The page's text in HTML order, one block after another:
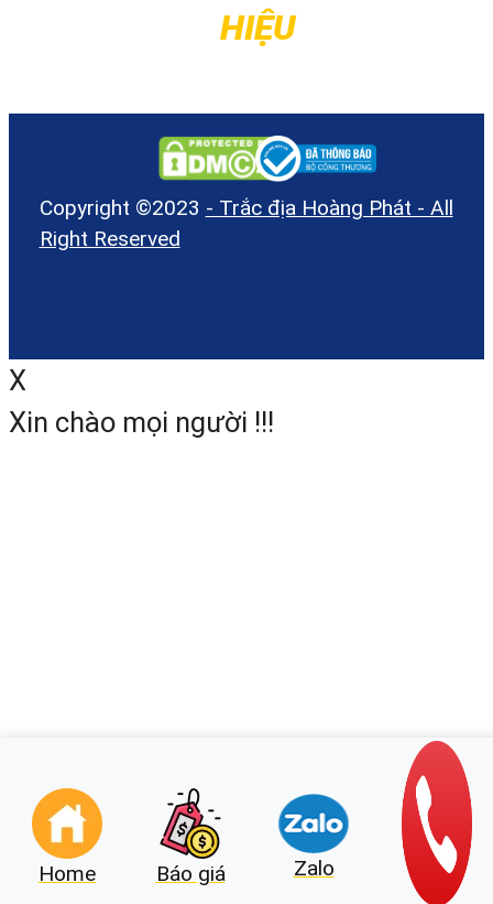
HIỆU
Copyright ©2023 - Trắc địa Hoàng Phát - All
Right Reserved
X
Xin chào mọi người !!!
Home Báo giá Zalo